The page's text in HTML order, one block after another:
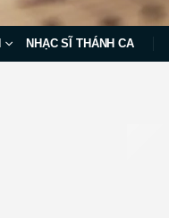
NHẠC SĨ THÁNH CA